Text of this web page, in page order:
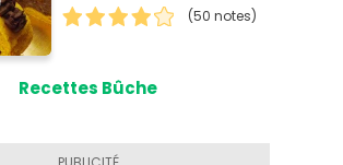
(50 notes)
Recettes Bûche